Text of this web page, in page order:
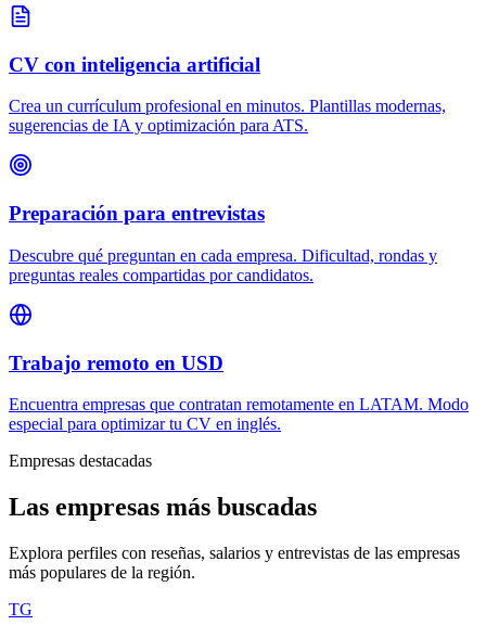
CV con inteligencia artificial
Crea un currículum profesional en minutos. Plantillas modernas,
sugerencias de IA y optimización para ATS.
Preparación para entrevistas
Descubre qué preguntan en cada empresa. Dificultad, rondas y
preguntas reales compartidas por candidatos.
Trabajo remoto en USD
Encuentra empresas que contratan remotamente en LATAM. Modo
especial para optimizar tu CV en inglés.
Empresas destacadas
Las empresas más buscadas
Explora perfiles con reseñas, salarios y entrevistas de las empresas
más populares de la región.
TG